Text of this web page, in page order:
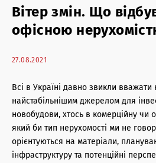
Житлова нерухомість: антикризові
Офісна нерухомість: агентські
Торгова нерухомість: агентські
Інвестиції в нерухомість
Вітер змін. Що
офісною
27.08.2021
Всі в Україні давно звикли вважати
найстабільнішим джерелом для
новобудови, хтось в комерційну чи
який би тип нерухомості ми не
орієнтуються на матеріали,
інфраструктуру та потенційні